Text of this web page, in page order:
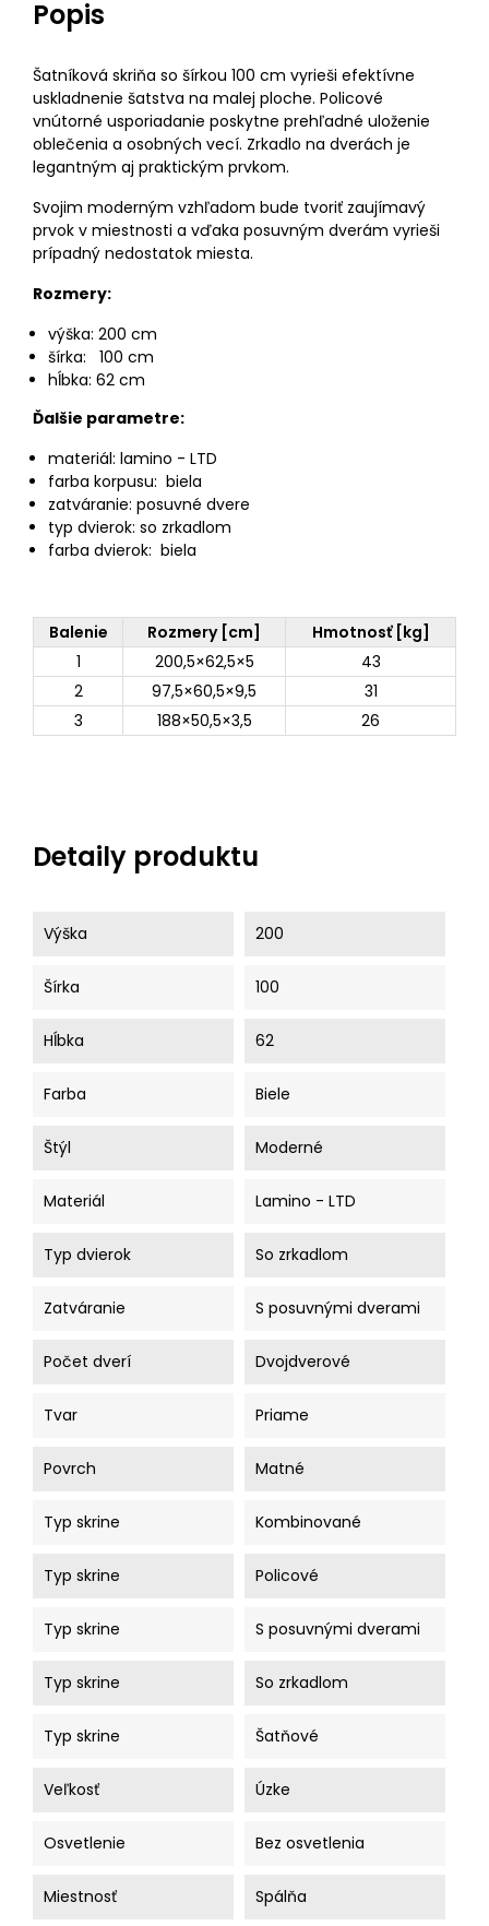
Popis
Šatníková skriňa so šírkou 100 cm vyrieši efektívne
uskladnenie šatstva na malej ploche. Policové
vnútorné usporiadanie poskytne prehľadné uloženie
oblečenia a osobných vecí. Zrkadlo na dverách je
legantným aj praktickým prvkom.
Svojim moderným vzhľadom bude tvoriť zaujímavý
prvok v miestnosti a vďaka posuvným dverám vyrieši
prípadný nedostatok miesta.
Rozmery:
výška: 200 cm
šírka: 100 cm
hĺbka: 62 cm
Ďalšie parametre:
materiál: lamino - LTD
farba korpusu: biela
zatváranie: posuvné dvere
typ dvierok: so zrkadlom
farba dvierok: biela
Balenie Rozmery [cm]
Hmotnosť [kg]
1
200,5×62,5×5
43
2
97,5×60,5×9,5
31
3
188×50,5×3,5 26
Detaily produktu
Výška 200
Šírka 100
Hĺbka 62
Farba Biele
Štýl Moderné
Materiál Lamino - LTD
Typ dvierok So zrkadlom
Zatváranie S posuvnými dverami
Počet dverí Dvojdverové
Tvar Priame
Povrch Matné
Typ skrine Kombinované
Typ skrine Policové
Typ skrine S posuvnými dverami
Typ skrine So zrkadlom
Typ skrine Šatňové
Veľkosť Úzke
Osvetlenie Bez osvetlenia
Miestnosť Spálňa